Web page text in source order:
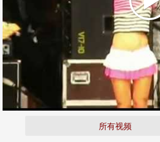
所有视频